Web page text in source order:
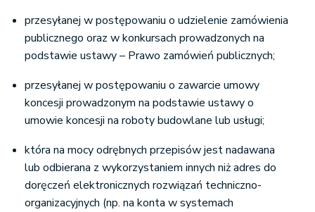
przesyłanej w postępowaniu o udzielenie zamówienia
publicznego oraz w konkursach prowadzonych na
podstawie ustawy – Prawo zamówień publicznych;
przesyłanej w postępowaniu o zawarcie umowy
koncesji prowadzonym na podstawie ustawy o
umowie koncesji na roboty budowlane lub usługi;
która na mocy odrębnych przepisów jest nadawana
lub odbierana z wykorzystaniem innych niż adres do
doręczeń elektronicznych rozwiązań techniczno-
organizacyjnych (np. na konta w systemach